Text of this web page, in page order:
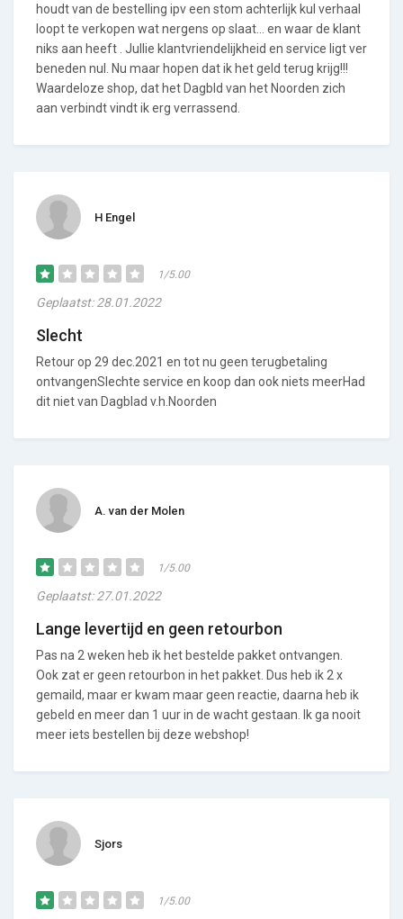
houdt van de bestelling ipv een stom achterlijk kul verhaal
loopt te verkopen wat nergens op slaat… en waar de klant
niks aan heeft . Jullie klantvriendelijkheid en service ligt ver
beneden nul. Nu maar hopen dat ik het geld terug krijg!!!
Waardeloze shop, dat het Dagbld van het Noorden zich
aan verbindt vindt ik erg verrassend.
H Engel
1/5.00
Geplaatst: 28.01.2022
Slecht
Retour op 29 dec.2021 en tot nu geen terugbetaling
ontvangenSlechte service en koop dan ook niets meerHad
dit niet van Dagblad v.h.Noorden
A. van der Molen
1/5.00
Geplaatst: 27.01.2022
Lange levertijd en geen retourbon
Pas na 2 weken heb ik het bestelde pakket ontvangen.
Ook zat er geen retourbon in het pakket. Dus heb ik 2 x
gemaild, maar er kwam maar geen reactie, daarna heb ik
gebeld en meer dan 1 uur in de wacht gestaan. Ik ga nooit
meer iets bestellen bij deze webshop!
Sjors
1/5.00